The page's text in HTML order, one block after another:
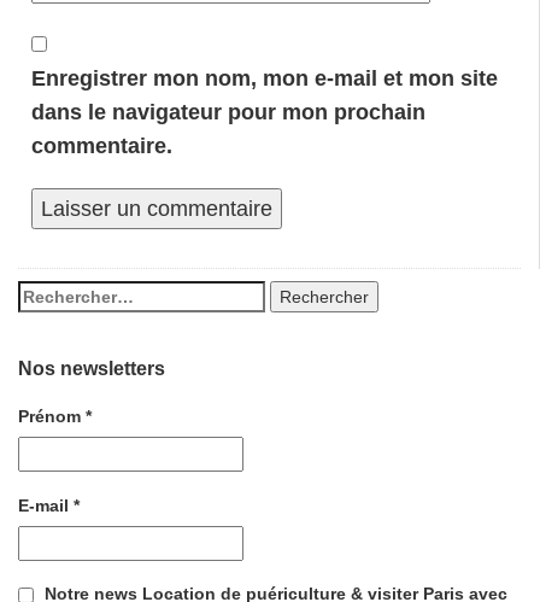
Enregistrer mon nom, mon e-mail et mon site
dans le navigateur pour mon prochain
commentaire.
Nos newsletters
Prénom *
E-mail *
Notre news Location de puériculture & visiter Paris avec